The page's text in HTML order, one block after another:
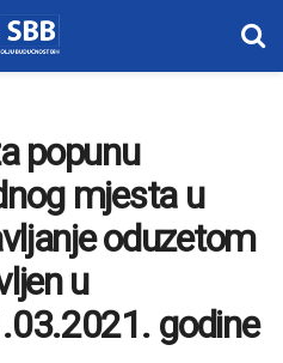
popunu
mjesta u
oduzetom
u
godine